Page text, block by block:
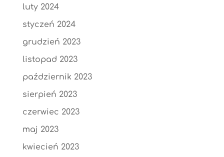
luty 2024
styczeń 2024
grudzień 2023
listopad 2023
październik 2023
sierpień 2023
czerwiec 2023
maj 2023
kwiecień 2023